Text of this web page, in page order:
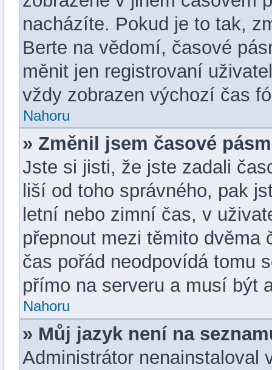
nacházíte. Pokud je to tak,
Berte na vědomí, časové
měnit jen registrovaní
vždy zobrazen výchozí čas
Nahoru
» Změnil jsem časové
Jste si jisti, že jste zadali
liší od toho správného, pak
letní nebo zimní čas, v
přepnout mezi těmito dvěma
čas pořád neodpovídá tomu
přímo na serveru a musí být
Nahoru
» Můj jazyk není na
Administrátor nenainstaloval